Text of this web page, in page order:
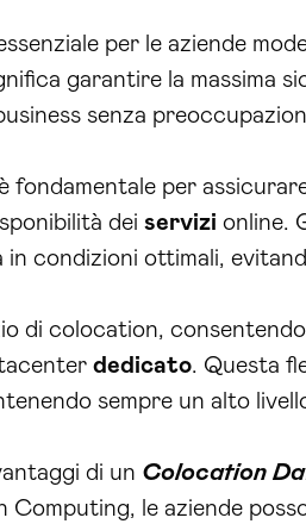
per le aziende
garantire la massima
senza
fondamentale per
dei servizi online.
in condizioni ottimali,
di colocation,
dedicato. Questa
sempre un alto
di un Colocation
le aziende